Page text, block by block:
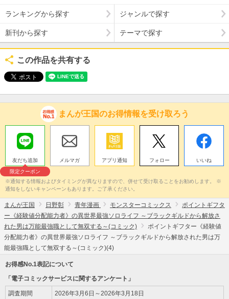
ランキングから探す ジャンルで探す
新刊から探す テーマで探す
この作品を共有する
まんが王国のお得情報を受け取ろう
友だち追加
限定クーポン
メルマガ アプリ通知 フォロー いいね
※通知する情報およびタイミングが異なりますので、併せて受け取ることをお勧めします。 ※
通知をしないキャンペーンもあります。ご了承ください。
まんが王国 日野彰 青年漫画 モンスターコミックス
ポイントギフタ
ー《経験値分配能力者》の異世界最強ソロライフ ～ブラックギルドから解放さ
れた男は万能最強職として無双する～(コミック)
ポイントギフター《経験値
分配能力者》の異世界最強ソロライフ ～ブラックギルドから解放された男は万
能最強職として無双する～(コミック)(4)
お得感No.1表記について
「電子コミックサービスに関するアンケート」
調査期間 2026年3月6日～2026年3月18日